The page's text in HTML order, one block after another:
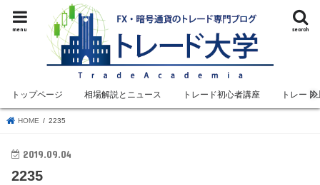
search
menu
トップページ 相場解説とニュース トレード初心者講座 トレード
HOME 2235
2019.09.04
2235